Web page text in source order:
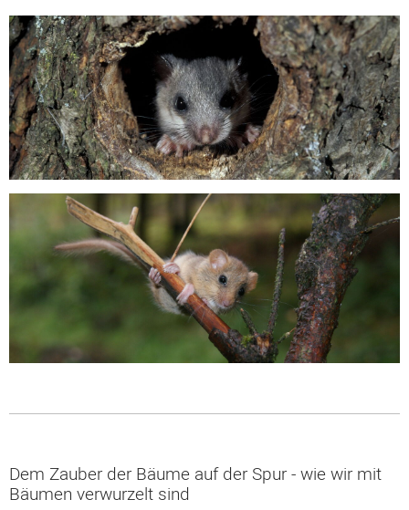
Dem Zauber der Bäume auf der Spur - wie wir mit
Bäumen verwurzelt sind